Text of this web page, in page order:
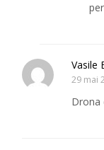
Vasile
29 mai
Drona